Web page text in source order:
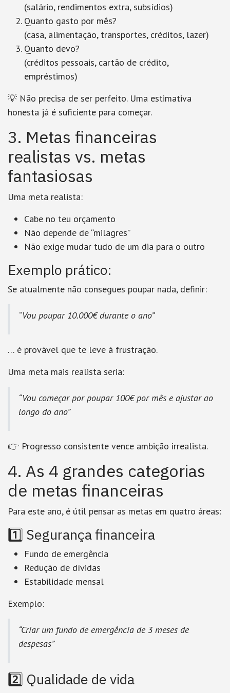
(salário, rendimentos extra, subsídios)
Quanto gasto por mês?
(casa, alimentação, transportes, créditos, lazer)
Quanto devo?
(créditos pessoais, cartão de crédito,
empréstimos)
💡 Não precisa de ser perfeito. Uma estimativa
honesta já é suficiente para começar.
3. Metas financeiras
realistas vs. metas
fantasiosas
Uma meta realista:
Cabe no teu orçamento
Não depende de “milagres”
Não exige mudar tudo de um dia para o outro
Exemplo prático:
Se atualmente não consegues poupar nada, definir:
“Vou poupar 10.000€ durante o ano”
… é provável que te leve à frustração.
Uma meta mais realista seria:
“Vou começar por poupar 100€ por mês e ajustar ao
longo do ano”
👉 Progresso consistente vence ambição irrealista.
4. As 4 grandes categorias
de metas financeiras
Para este ano, é útil pensar as metas em quatro áreas:
1️⃣ Segurança financeira
Fundo de emergência
Redução de dívidas
Estabilidade mensal
Exemplo:
“Criar um fundo de emergência de 3 meses de
despesas”
2️⃣ Qualidade de vida